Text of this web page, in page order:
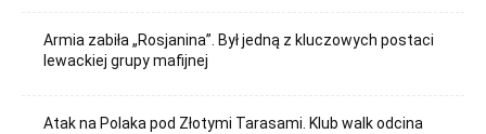
Armia zabiła „Rosjanina”. Był jedną z kluczowych postaci
lewackiej grupy mafijnej
Atak na Polaka pod Złotymi Tarasami. Klub walk odcina